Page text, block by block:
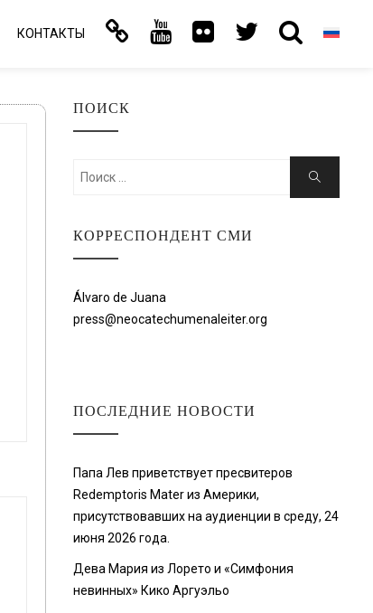
КОНТАКТЫ
ПОИСК
Искать:
Поиск
КОРРЕСПОНДЕНТ СМИ
Álvaro de Juana
press@neocatechumenaleiter.org
ПОСЛЕДНИЕ НОВОСТИ
Папа Лев приветствует пресвитеров
Redemptoris Mater из Америки,
присутствовавших на аудиенции в среду, 24
июня 2026 года.
Дева Мария из Лорето и «Симфония
невинных» Кико Аргуэльо